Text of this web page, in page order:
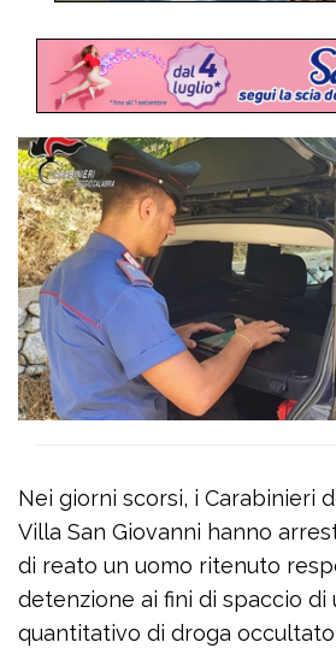
Nei giorni scorsi, i Carabinieri
Villa San Giovanni hanno
di reato un uomo ritenuto
detenzione ai fini di spaccio di
quantitativo di droga occultato